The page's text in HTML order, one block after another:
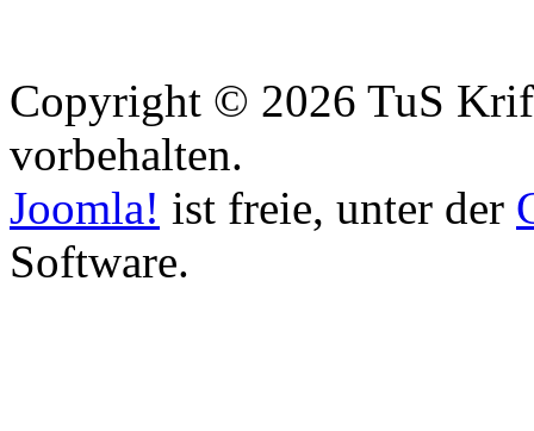
Copyright © 2026 TuS
vorbehalten.
Joomla! ist freie, unter der
Software.